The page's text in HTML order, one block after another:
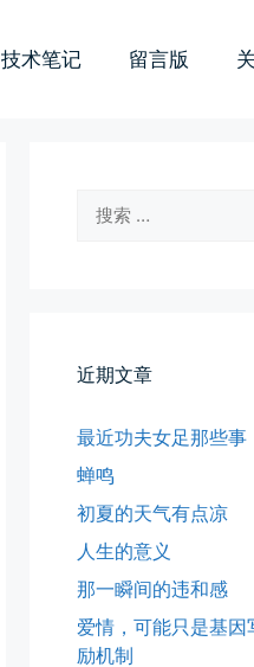
技术笔记 留言版
索：
近期文章
最近功夫女足那些事
蝉鸣
初夏的天气有点凉
人生的意义
那一瞬间的违和感
爱情，可能只是基因
励机制